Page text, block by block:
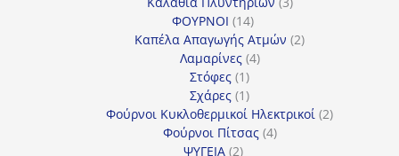
ΦΟΥΡΝΟΙ 1414
προϊόντα
Καπέλα Απαγωγής Ατμών 22
Λαμαρίνες 44
Στόφες 11
προϊόν
Σχάρες 11
προϊόν
Φούρνοι Κυκλοθερμικοί Ηλεκτρικοί 22
Φούρνοι Πίτσας 44
ΨΥΓΕΙΑ 22